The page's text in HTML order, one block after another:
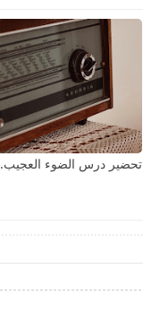
تحضير درس الضوء العجيب.